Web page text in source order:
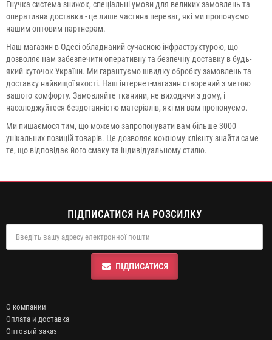
Гнучка система знижок, спеціальні умови для великих замовлень та
оперативна доставка - це лише частина переваг, які ми пропонуємо
нашим оптовим партнерам.
Наш магазин в Одесі обладнаний сучасною інфраструктурою, що
дозволяє нам забезпечити оперативну та безпечну доставку в будь-
який куточок України. Ми гарантуємо швидку обробку замовлень та
доставку найвищої якості. Наш інтернет-магазин створений з метою
вашого комфорту. Замовляйте тканини, не виходячи з дому, і
насолоджуйтеся бездоганністю матеріалів, які ми вам пропонуємо.
Ми пишаємося тим, що можемо запропонувати вам більше 3000
унікальних позицій товарів. Це дозволяє кожному клієнту знайти саме
те, що відповідає його смаку та індивідуальному стилю.
ПІДПИСАТИСЯ НА РОЗСИЛКУ
ПІДПИСАТИСЯ
О компании
Оплата и доставка
Оптовый заказ